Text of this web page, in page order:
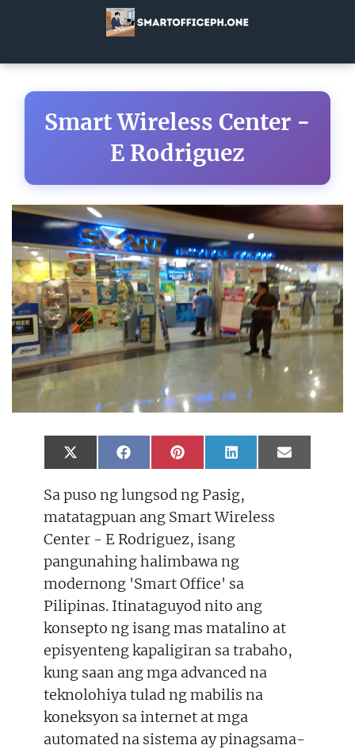
Smart Wireless Center -
E Rodriguez
Share
on
X
(
w
t
t
e
r
)
Share
on
F
a
e
o
o
k
Share
on
P
i
t
r
e
s
t
Share
on
L
i
k
d
Share
on
E
m
Sa puso ng lungsod ng Pasig,
matatagpuan ang Smart Wireless
Center - E Rodriguez, isang
pangunahing halimbawa ng
modernong 'Smart Office' sa
Pilipinas. Itinataguyod nito ang
konsepto ng isang mas matalino at
episyenteng kapaligiran sa trabaho,
kung saan ang mga advanced na
teknolohiya tulad ng mabilis na
koneksyon sa internet at mga
automated na sistema ay pinagsama-